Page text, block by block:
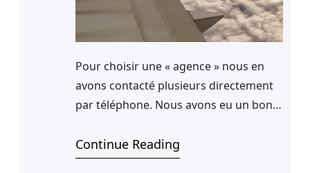
Pour choisir une « agence » nous en
avons contacté plusieurs directement
par téléphone. Nous avons eu un bon
étroit avec un cabinet d’avocat. Même
si toutes le sont, là, c’était vraiment
Continue Reading